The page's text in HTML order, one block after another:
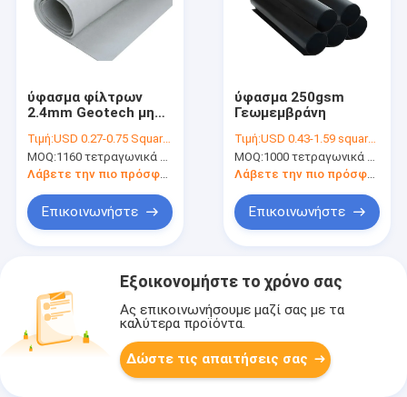
ύφασμα φίλτρων
2.4mm Geotech μη
Τιμή:USD 0.27-0.75 Square Meter
MOQ:1160 τετραγωνικά μέτρα
Λάβετε την πιο πρόσφατη τιμή
Επικοινωνήστε
ύφασμα 250gsm
Γεωμεμβράνη
Τιμή:USD 0.43-1.59 square meters
MOQ:1000 τετραγωνικά μέτρα
Λάβετε την πιο πρόσφατη τιμή
Επικοινωνήστε
Εξοικονομήστε το χρόνο σας
Ας επικοινωνήσουμε μαζί σας με τα
καλύτερα προϊόντα.
Δώστε τις απαιτήσεις σας